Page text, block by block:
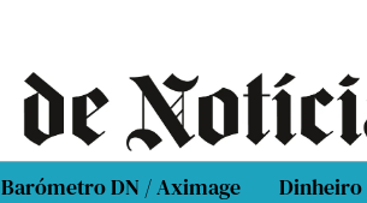
Barómetro DN / Aximage Dinheiro